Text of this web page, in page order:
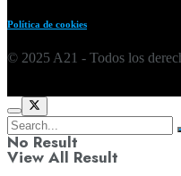
Política de cookies
© 2025 A21 - Todos los
No Result
View All Result